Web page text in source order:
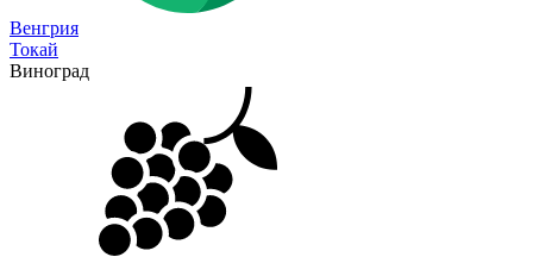
Венгрия
Токай
Виноград